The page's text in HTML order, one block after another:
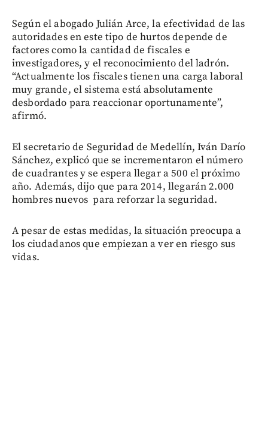
Según el abogado Julián Arce, la efectividad de las
autoridades en este tipo de hurtos depende de
factores como la cantidad de fiscales e
investigadores, y el reconocimiento del ladrón.
“Actualmente los fiscales tienen una carga laboral
muy grande, el sistema está absolutamente
desbordado para reaccionar oportunamente”,
afirmó.
El secretario de Seguridad de Medellín, Iván Darío
Sánchez, explicó que se incrementaron el número
de cuadrantes y se espera llegar a 500 el próximo
año. Además, dijo que para 2014, llegarán 2.000
hombres nuevos para reforzar la seguridad.
A pesar de estas medidas, la situación preocupa a
los ciudadanos que empiezan a ver en riesgo sus
vidas.